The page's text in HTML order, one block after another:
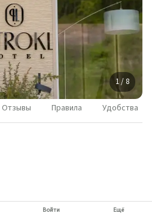
1 / 8
Отзывы Правила Удобства
Войти Ещё